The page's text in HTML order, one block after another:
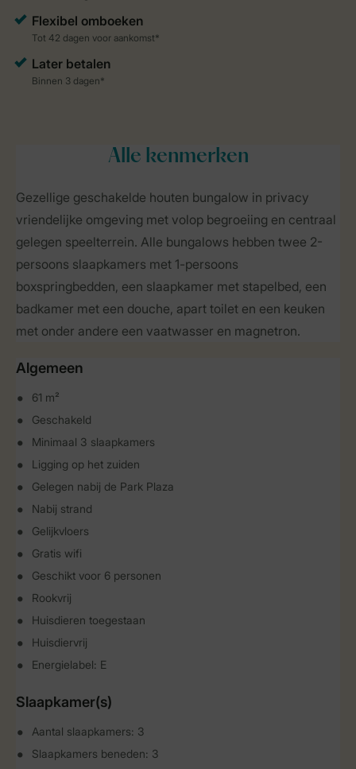
Alle kenmerken
Gezellige geschakelde houten bungalow in privacy
vriendelijke omgeving met volop begroeiing en centraal
gelegen speelterrein. Alle bungalows hebben twee 2-
persoons slaapkamers met 1-persoons
boxspringbedden, een slaapkamer met stapelbed, een
badkamer met een douche, apart toilet en een keuken
met onder andere een vaatwasser en magnetron.
Algemeen
61 m²
Geschakeld
Minimaal 3 slaapkamers
Ligging op het zuiden
Gelegen nabij de Park Plaza
Nabij strand
Gelijkvloers
Gratis wifi
Geschikt voor 6 personen
Rookvrij
Huisdieren toegestaan
Huisdiervrij
Energielabel: E
Slaapkamer(s)
Aantal slaapkamers: 3
Slaapkamers beneden: 3